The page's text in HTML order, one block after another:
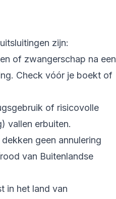
zijn:
of zwangerschap na een
Check vóór je boekt of
of risicovolle
vallen erbuiten.
geen annulering
van Buitenlandse
in het land van